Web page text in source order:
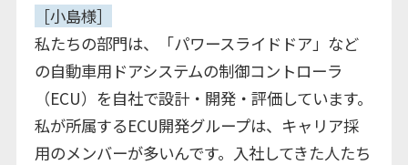
［小島様］
私たちの部門は、「パワースライドドア」など
の自動車用ドアシステムの制御コントローラ
（ECU）を自社で設計・開発・評価しています。
私が所属するECU開発グループは、キャリア採
用のメンバーが多いんです。入社してきた人たち